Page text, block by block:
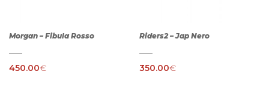
Morgan – Fibula Rosso
450.00€
Riders2 – Jap Nero
350.00€